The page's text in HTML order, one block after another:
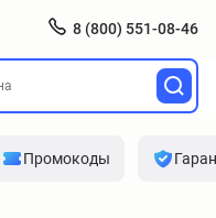
8 (800) 551-08-46
Промокоды